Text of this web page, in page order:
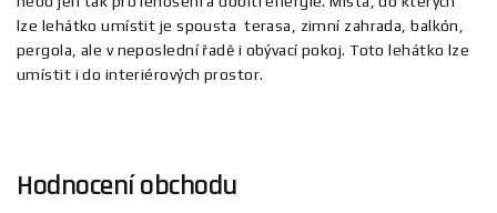
lze lehátko umístit je spousta terasa, zimní zahrada, balkón,
pergola, ale v neposlední řadě i obývací pokoj. Toto lehátko lze
umístit i do interiérových prostor.
Hodnocení obchodu